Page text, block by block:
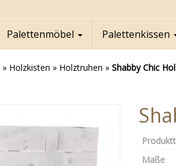
Palettenmöbel Palettenkissen
» Holzkisten » Holztruhen » Shabby Chic
Maße